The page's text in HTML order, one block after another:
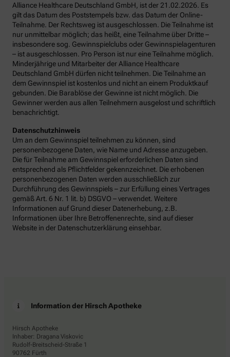
Alliance Healthcare Deutschland GmbH, ist der 21.02.2026. Es
gilt das Datum des Poststempels bzw. das Datum der Online-
Teilnahme. Der Rechtsweg ist ausgeschlossen. Die Teilnahme ist
nur unmittelbar möglich; das heißt, eine Teilnahme über Dritte –
insbesondere sog. Gewinnspielclubs oder Gewinnspielagenturen
– ist ausgeschlossen. Pro Person ist nur eine Teilnahme möglich.
Minderjährige und Mitarbeiter der Alliance Healthcare
Deutschland GmbH dürfen nicht teilnehmen. Die Teilnahme an
dem Gewinnspiel ist kostenlos und nicht an einem Produktkauf
gebunden. Die Barablöse der Gewinne ist nicht möglich. Die
Gewinner werden aus allen Teilnehmern ausgelost und schriftlich
benachrichtigt.
Datenschutzhinweis
Um an dem Gewinnspiel teilnehmen zu können, sind
personenbezogene Daten, wie Name und Adresse anzugeben.
Die für Teilnahme am Gewinnspiel erforderlichen Daten sind
entsprechend als Pflichtfelder gekennzeichnet. Die erhobenen
personenbezogenen Daten werden ausschließlich zur
Durchführung des Gewinnspiels – zur Erfüllung eines Vertrages
gemäß Art. 6 Nr. 1 lit. b) DSGVO – verwendet. Weitere
Informationen auf Grund dieser Datenerhebung, z.B.
Informationen über Ihre Betroffenenrechte, sind auf dieser
Website in der Datenschutzerklärung einsehbar.
Information der Hirsch Apotheke
Hirsch Apotheke
Inhaber: Dragana Viskovic
Rudolf-Breitscheid-Straße 1
90762 Fürth